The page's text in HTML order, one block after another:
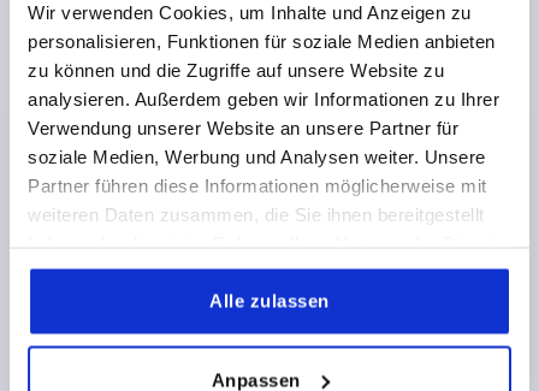
Wir verwenden Cookies, um Inhalte und Anzeigen zu
personalisieren, Funktionen für soziale Medien anbieten
zu können und die Zugriffe auf unsere Website zu
analysieren. Außerdem geben wir Informationen zu Ihrer
Verwendung unserer Website an unsere Partner für
soziale Medien, Werbung und Analysen weiter. Unsere
Partner führen diese Informationen möglicherweise mit
weiteren Daten zusammen, die Sie ihnen bereitgestellt
gesammelt haben.
Alle zulassen
Anpassen
POIGNÉE TUBULAIRE A=150, L=200, D=M08x25, H=80,
FORME:B, ALUMINIUM NOIR REVÊTEMENT PLASTIQUE
ENTRAXE DES ALÉSAGES=150
ALÉSAGE DE FIXATION=M8X25
LONGUEUR=200